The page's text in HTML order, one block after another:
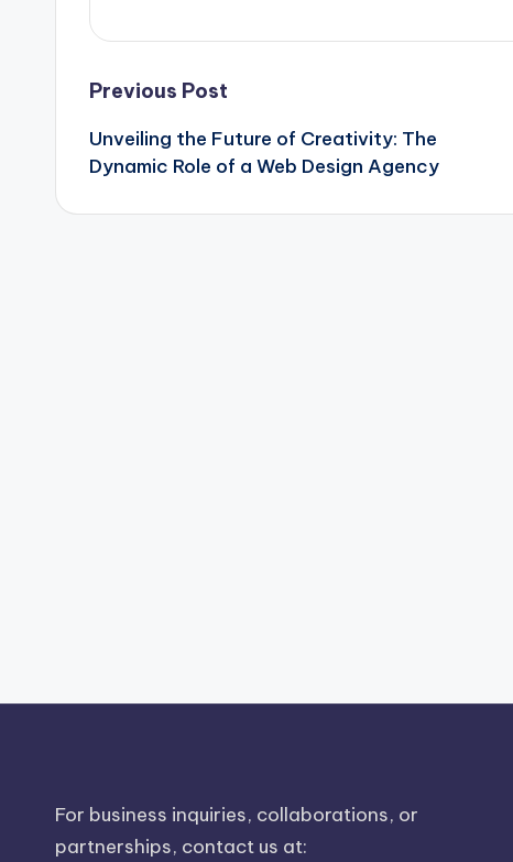
Post
navigation
Previous Post
Unveiling the Future of Creativity: The
Dynamic Role of a Web Design Agency
For business inquiries, collaborations, or
partnerships, contact us at: